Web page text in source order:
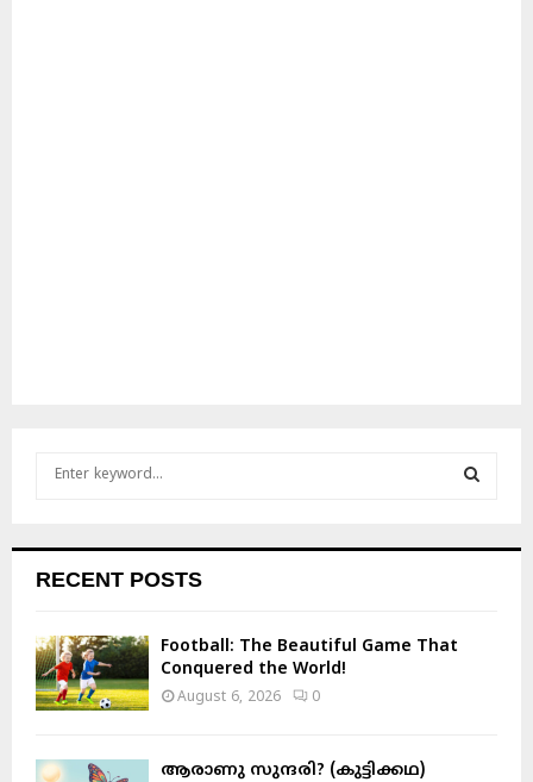
h
o
r
:
RECENT POSTS
Football: The Beautiful Game That
Conquered the World!
August 6, 2026 0
ആരാണു സുന്ദരി? (കുട്ടിക്കഥ)